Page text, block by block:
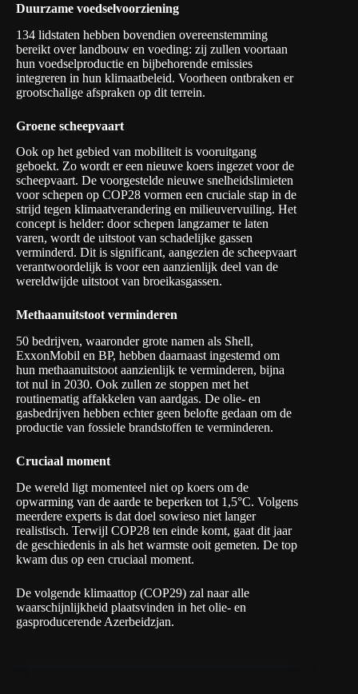
Duurzame voedselvoorziening
134 lidstaten hebben bovendien overeenstemming
bereikt over landbouw en voeding: zij zullen voortaan
hun voedselproductie en bijbehorende emissies
integreren in hun klimaatbeleid. Voorheen ontbraken er
grootschalige afspraken op dit terrein.
Groene scheepvaart
Ook op het gebied van mobiliteit is vooruitgang
geboekt. Zo wordt er een nieuwe koers ingezetvoor de
scheepvaart. De voorgestelde nieuwe snelheidslimieten
voor schepen op COP28 vormen een cruciale stap in de
strijd tegen klimaatverandering en milieuvervuiling. Het
concept is helder: door schepen langzamer te laten
varen, wordt de uitstoot van schadelijke gassen
verminderd. Dit is significant, aangezien de scheepvaart
verantwoordelijk is voor een aanzienlijk deel van de
wereldwijde uitstoot van broeikasgassen.
Methaanuitstoot verminderen
50 bedrijven, waaronder grote namen als Shell,
ExxonMobil en BP, hebben daarnaast ingestemd om
hun methaanuitstoot aanzienlijk te verminderen, bijna
tot nul in 2030. Ook zullen ze stoppen met het
routinematig affakkelen van aardgas. De olie- en
gasbedrijven hebben echter geen belofte gedaan om de
productie van fossiele brandstoffen te verminderen.
Cruciaal moment
De wereld ligt momenteel niet op koers om de
opwarming van de aarde te beperken tot 1,5°C. Volgens
meerdere experts is dat doel sowieso niet langer
realistisch. Terwijl COP28 ten einde komt, gaat dit jaar
de geschiedenis in als het warmste ooit gemeten. De top
kwam dus op een cruciaal moment.
De volgende klimaattop (COP29) zal naar alle
waarschijnlijkheid plaatsvinden in het olie- en
gasproducerende Azerbeidzjan.